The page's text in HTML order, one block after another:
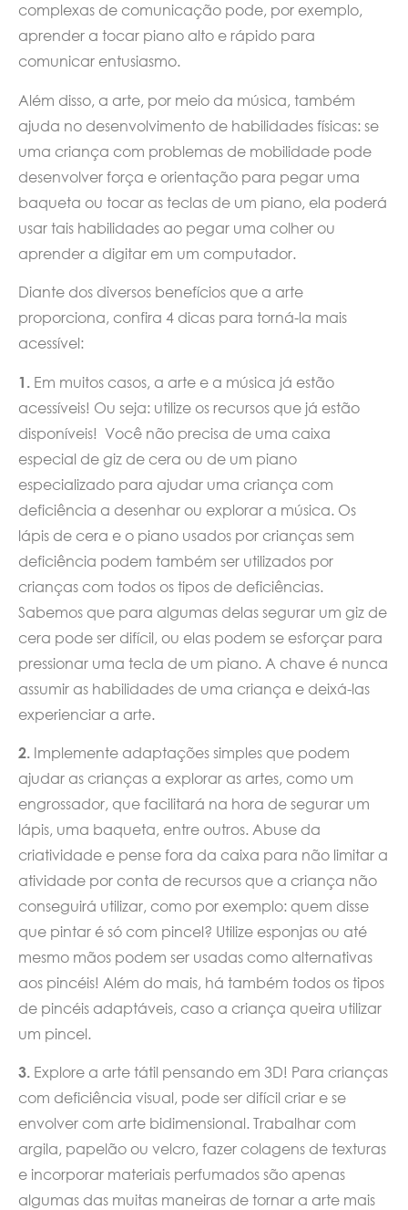
complexas de comunicação pode, por exemplo,
aprender a tocar piano alto e rápido para
comunicar entusiasmo.
Além disso, a arte, por meio da música, também
ajuda no desenvolvimento de habilidades físicas: se
uma criança com problemas de mobilidade pode
desenvolver força e orientação para pegar uma
baqueta ou tocar as teclas de um piano, ela poderá
usar tais habilidades ao pegar uma colher ou
aprender a digitar em um computador.
Diante dos diversos benefícios que a arte
proporciona, confira 4 dicas para torná-la mais
acessível:
1. Em muitos casos, a arte e a música já estão
acessíveis! Ou seja: utilize os recursos que já estão
disponíveis! Você não precisa de uma caixa
especial de giz de cera ou de um piano
especializado para ajudar uma criança com
deficiência a desenhar ou explorar a música. Os
lápis de cera e o piano usados por crianças sem
deficiência podem também ser utilizados por
crianças com todos os tipos de deficiências.
Sabemos que para algumas delas segurar um giz de
cera pode ser difícil, ou elas podem se esforçar para
pressionar uma tecla de um piano. A chave é nunca
assumir as habilidades de uma criança e deixá-las
experienciar a arte.
2. Implemente adaptações simples que podem
ajudar as crianças a explorar as artes, como um
engrossador, que facilitará na hora de segurar um
lápis, uma baqueta, entre outros. Abuse da
criatividade e pense fora da caixa para não limitar a
atividade por conta de recursos que a criança não
conseguirá utilizar, como por exemplo: quem disse
que pintar é só com pincel? Utilize esponjas ou até
mesmo mãos podem ser usadas como alternativas
aos pincéis! Além do mais, há também todos os tipos
de pincéis adaptáveis, caso a criança queira utilizar
um pincel.
3. Explore a arte tátil pensando em 3D! Para crianças
com deficiência visual, pode ser difícil criar e se
envolver com arte bidimensional. Trabalhar com
argila, papelão ou velcro, fazer colagens de texturas
e incorporar materiais perfumados são apenas
algumas das muitas maneiras de tornar a arte mais